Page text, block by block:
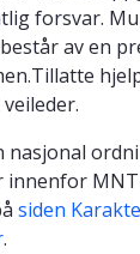
forsvar.
av en
nasjonal
innenfor
siden
.